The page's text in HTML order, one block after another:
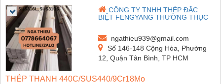
CÔNG TY TNHH THÉP ĐẶC
BIỆT FENGYANG THƯỜNG THỤC
ngathieu939@gmail.com
Số 146-148 Cộng Hòa, Phường
12, Quận Tân Bình, TP HCM
THÉP THANH 440C/SUS440/9Cr18Mo